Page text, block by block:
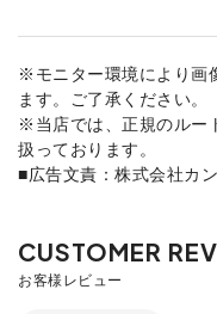
※モニター環境により画
ます。ご了承ください。
※当店では、正規のルー
扱っております。
■広告文責：株式会社カ